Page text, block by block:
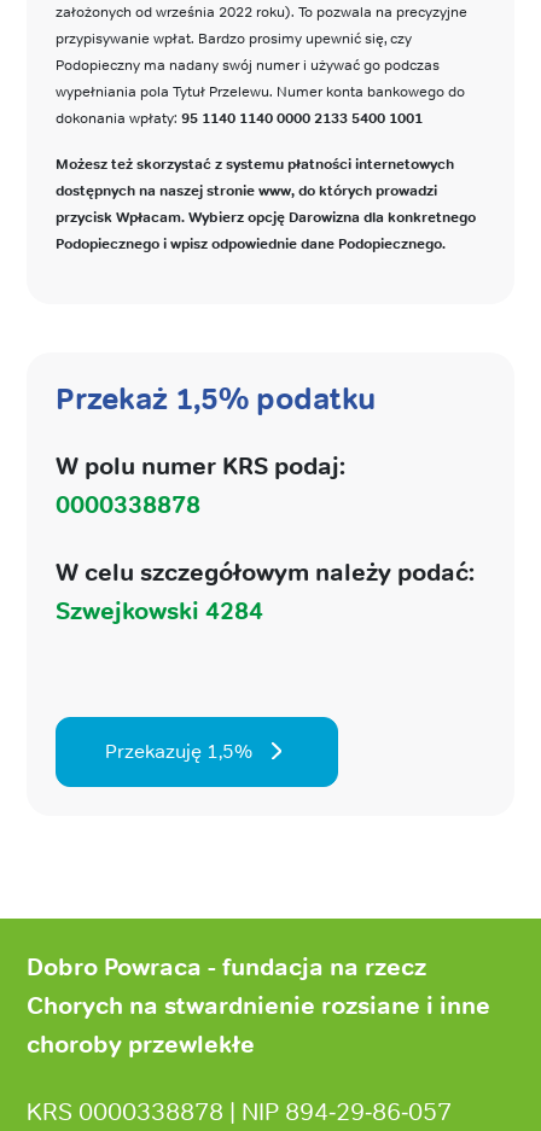
założonych od września 2022 roku). To pozwala na precyzyjne
przypisywanie wpłat. Bardzo prosimy upewnić się, czy
Podopieczny ma nadany swój numer i używać go podczas
wypełniania pola Tytuł Przelewu. Numer konta bankowego do
dokonania wpłaty: 95 1140 1140 0000 2133 5400 1001
Możesz też skorzystać z systemu płatności internetowych
dostępnych na naszej stronie www, do których prowadzi
przycisk Wpłacam. Wybierz opcję Darowizna dla konkretnego
Podopiecznego i wpisz odpowiednie dane Podopiecznego.
Przekaż 1,5% podatku
W polu numer KRS podaj:
0000338878
W celu szczegółowym należy podać:
Szwejkowski 4284
Przekazuję 1,5%
stronyDobro Powraca - fundacja na rzecz
Chorych na stwardnienie rozsiane i inne
choroby przewlekłe
KRS 0000338878 | NIP 894‑29‑86‑057